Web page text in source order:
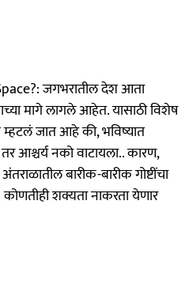
जगभरातील देश आता
मागे लागले आहेत. यासाठी विशेष
जात आहे की, भविष्यात
आश्चर्य नको वाटायला.. कारण,
बारीक-बारीक गोष्टींचा
शक्यता नाकरता येणार